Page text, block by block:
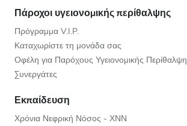
Πάροχοι υγειονομικής περίθαλψης
Πρόγραμμα V.I.P.
Καταχωρίστε τη μονάδα σας
Οφέλη για Παρόχους Υγειονομικής
Συνεργάτες
Εκπαίδευση
Χρόνια Νεφρική Νόσος - ΧΝΝ